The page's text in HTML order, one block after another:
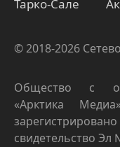
Тарко-Сале
© 2018-2026
Общество с
«Арктика
свидетельство Эл